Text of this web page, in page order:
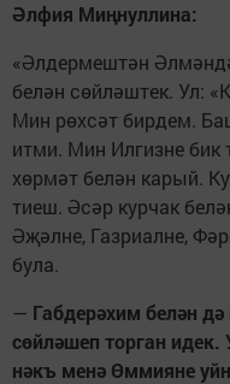
Әлфия Миңнуллина:
«Әлдермештән
белән сөйләштек. Ул:
Мин рөхсәт бирдем.
итми. Мин Илгизне
хөрмәт белән карый.
тиеш. Әсәр курчак
Әҗәлне, Газриалне,
була.
— Габдерәхим белән
сөйләшеп торган
нәкъ менә Өммияне